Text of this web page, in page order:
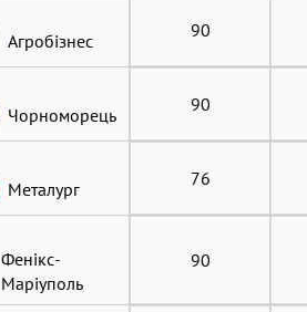
Агробізнес 90
Чорноморець 90
Металург 76
Фенікс-
Маріуполь
90